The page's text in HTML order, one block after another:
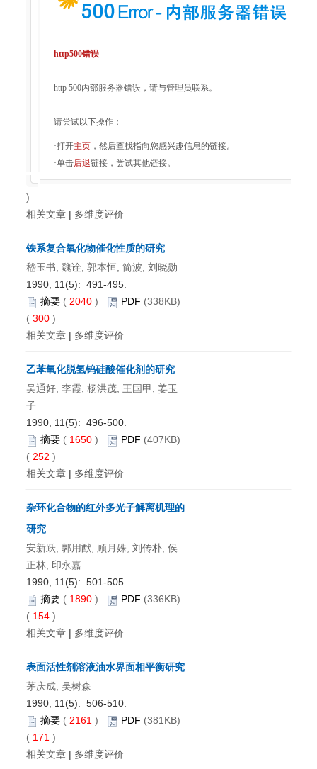
http500错误
http 500内部服务器错误，请与管理员联系。
请尝试以下操作：
·打开主页 ，然后查找指向您感兴趣信息的链接。
·单击后退链接，尝试其他链接。
)
相关文章 | 多维度评价
铁系复合氧化物催化性质的研究
嵇玉书, 魏诠, 郭本恒, 简波, 刘晓勋
1990, 11(5): 491-495.
摘要 ( 2040 ) PDF (338KB)
( 300 )
相关文章 | 多维度评价
乙苯氧化脱氢钨硅酸催化剂的研究
吴通好, 李霞, 杨洪茂, 王国甲, 姜玉
子
1990, 11(5): 496-500.
摘要 ( 1650 ) PDF (407KB)
( 252 )
相关文章 | 多维度评价
杂环化合物的红外多光子解离机理的
研究
安新跃, 郭用猷, 顾月姝, 刘传朴, 侯
正林, 印永嘉
1990, 11(5): 501-505.
摘要 ( 1890 ) PDF (336KB)
( 154 )
相关文章 | 多维度评价
表面活性剂溶液油水界面相平衡研究
茅庆成, 吴树森
1990, 11(5): 506-510.
摘要 ( 2161 ) PDF (381KB)
( 171 )
相关文章 | 多维度评价